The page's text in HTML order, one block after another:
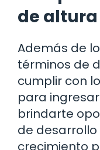
de altura
Además de
términos de
cumplir con
para
brindarte
de
crecimiento